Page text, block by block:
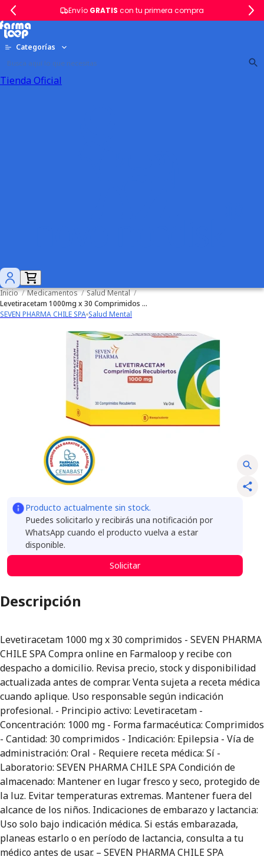
Envío GRATIS con tu primera compra
Categorías
Tienda Oficial
Inicio / Medicamentos / Salud Mental /
Levetiracetam 1000mg x 30 Comprimidos (Cenabast)
SEVEN PHARMA CHILE SPA Salud Mental
Producto actualmente sin stock.
Puedes solicitarlo y recibirás una notificación por
WhatsApp cuando el producto vuelva a estar
disponible.
Solicitar
Descripción
Levetiracetam 1000 mg x 30 comprimidos - SEVEN PHARMA
CHILE SPA Compra online en Farmaloop y recibe con
despacho a domicilio. Revisa precio, stock y disponibilidad
actualizada antes de comprar. Venta sujeta a receta médica
cuando aplique. Uso responsable según indicación
profesional. - Principio activo: Levetiracetam -
Concentración: 1000 mg - Forma farmacéutica: Comprimidos
- Cantidad: 30 comprimidos - Indicación: Epilepsia - Vía de
administración: Oral - Requiere receta médica: Sí -
Laboratorio: SEVEN PHARMA CHILE SPA Condición de
almacenado: Mantener en lugar fresco y seco, protegido de
la luz. Evitar temperaturas extremas. Mantener fuera del
alcance de los niños. Indicaciones de embarazo y lactancia:
Uso solo bajo indicación médica. Si estás embarazada,
planeas estarlo o en período de lactancia, consulta a tu
médico antes de usar. – SEVEN PHARMA CHILE SPA